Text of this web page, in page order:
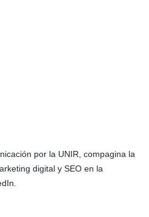
por la UNIR, compagina la
digital y SEO en la